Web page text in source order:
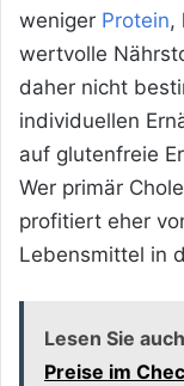
weniger Protein,
wertvolle
daher nicht
individuellen
auf glutenfreie
Wer primär
profitiert eher
Lebensmittel in
Lesen Sie
Preise im